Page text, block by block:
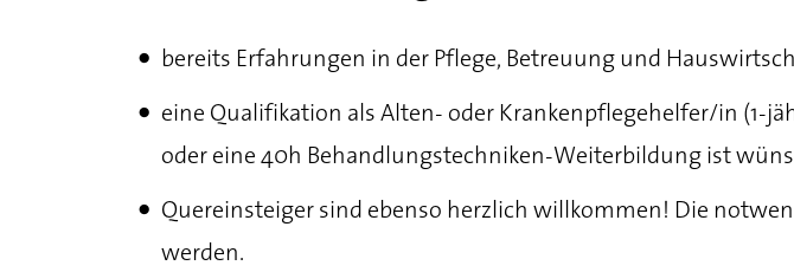
bereits Erfahrungen in der Pflege, Betreuung und
eine Qualifikation als Alten- oder Krankenpflegehelfer/in (1-
oder eine 40h Behandlungstechniken-Weiterbildung ist
Quereinsteiger sind ebenso herzlich willkommen! Die
werden.